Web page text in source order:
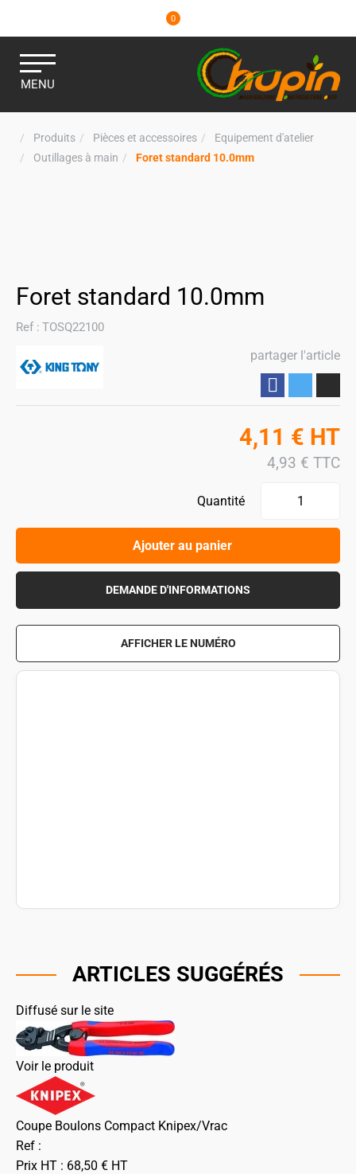
0
MENU
Produits Pièces et accessoires
Equipement d'atelier
Outillages à main
Foret standard 10.0mm
Foret standard 10.0mm
Ref : TOSQ22100
partager l'article
4,11 € HT
4,93 € TTC
Quantité
Ajouter au panier
DEMANDE D'INFORMATIONS
AFFICHER LE NUMÉRO
ARTICLES SUGGÉRÉS
Diffusé sur le site
Voir le produit
Coupe Boulons Compact Knipex/Vrac
Ref :
Prix HT : 68,50 € HT